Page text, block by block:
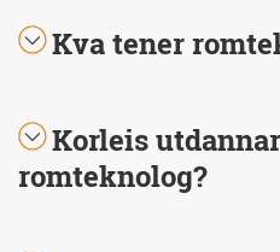
Kva tener
Korleis
romteknolog?